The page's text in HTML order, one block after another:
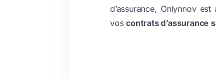
d’assurance, Onlynnov
voscontrats d’assurance